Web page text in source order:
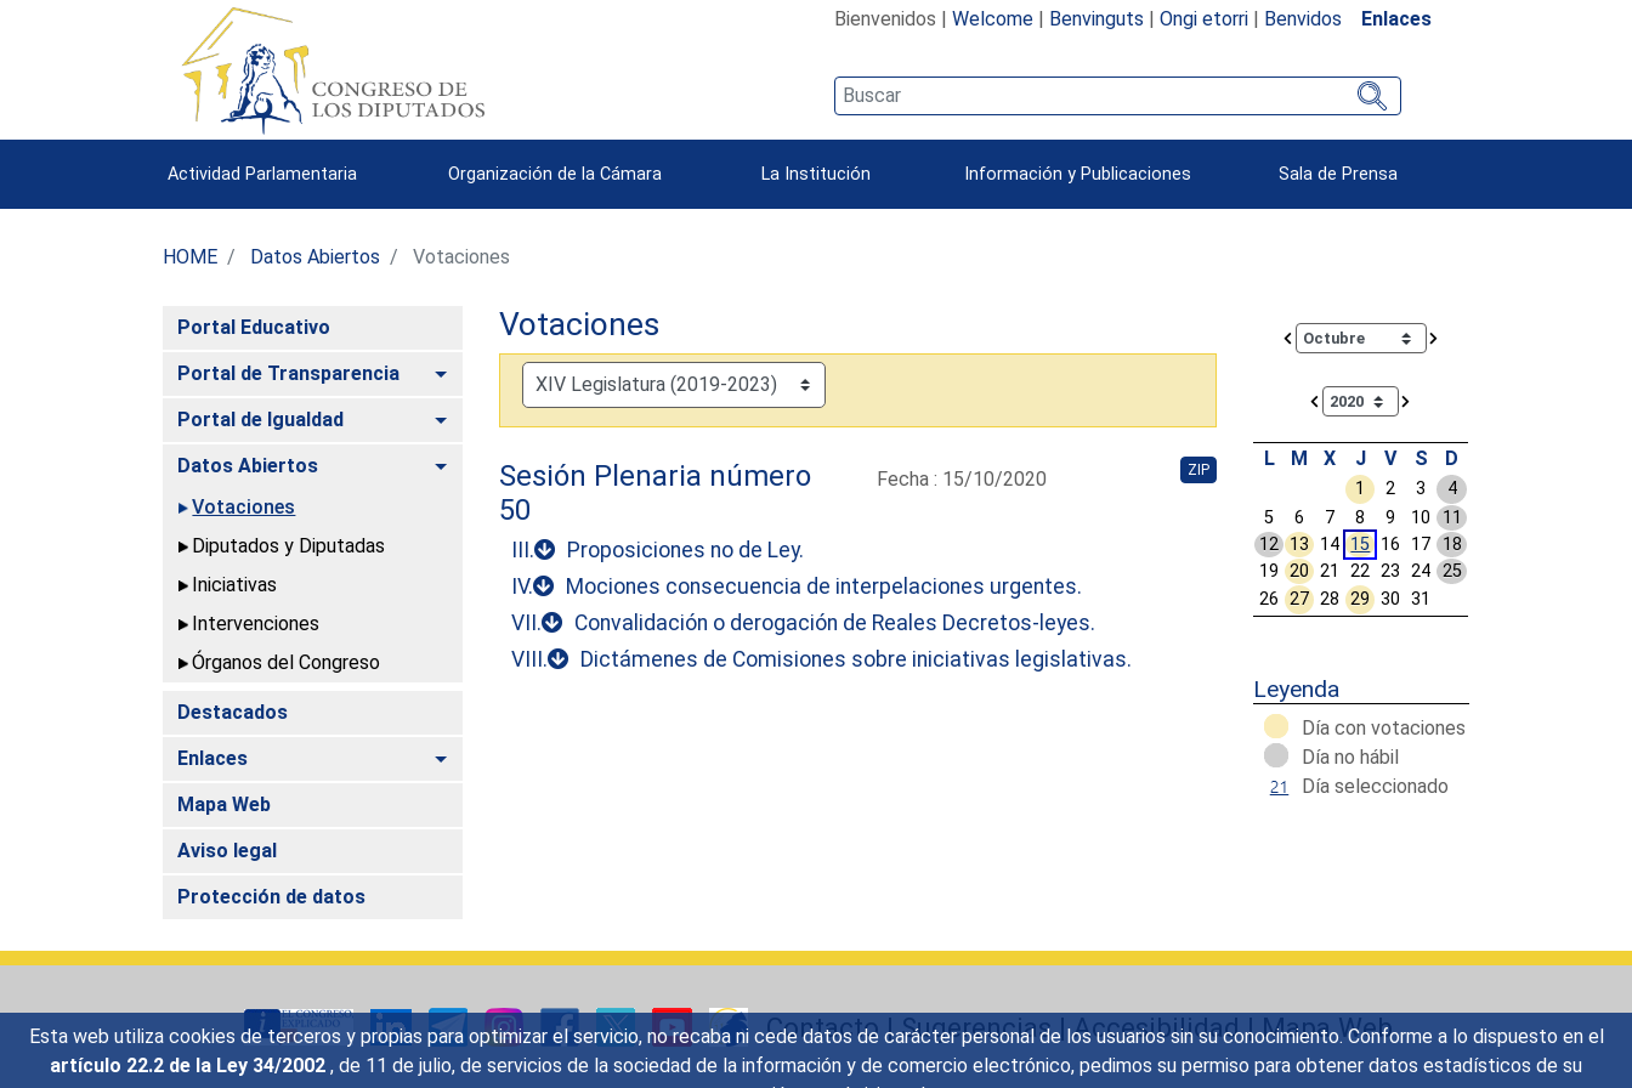
Esta web utiliza cookies de terceros y propias para optimizar el servicio, no recaba ni cede datos de carácter personal de los usuarios sin su conocimiento. Conforme a lo dispuesto en el
artículo 22.2 de la Ley 34/2002 , de 11 de julio, de servicios de la sociedad de la información y de comercio electrónico, pedimos su permiso para obtener datos estadísticos de su
Bienvenidos | Welcome| Benvinguts | Ongi etorri| Benvidos Enlaces
Actividad Parlamentaria Organización de la Cámara La Institución Información y Publicaciones Sala de Prensa
HOME Datos Abiertos Votaciones
Portal Educativo
Portal de Transparencia
Alternar
Portal de Igualdad Alternar
Datos Abiertos
Alternar
Votaciones
Diputados y Diputadas
Iniciativas
Intervenciones
Órganos del Congreso
Destacados
Enlaces
Alternar
Mapa Web
Aviso legal
Protección de datos
Votaciones
Sesión Plenaria número
50
Fecha : 15/10/2020 ZIP
III.
Proposiciones no de Ley.
IV.
Mociones consecuencia de interpelaciones urgentes.
VII.
Convalidación o derogación de Reales Decretos-leyes.
VIII.
Dictámenes de Comisiones sobre iniciativas legislativas.
Calendar io de actividades. Doce Legislatura
L M X J V S D
1 2 3
4
5
6 7 8 9 10
11
12 13 14 15 16 17
18
19
20 21 22 23 24 25
26
27 28 29 30 31
Leyenda
Día con votaciones
Día no hábil
Día seleccionado
Contacto |Sugerencias|Accesibilidad|Mapa Web